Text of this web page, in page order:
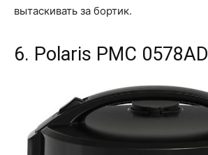
вытаскивать за бортик.
6. Polaris PMC 0578AD